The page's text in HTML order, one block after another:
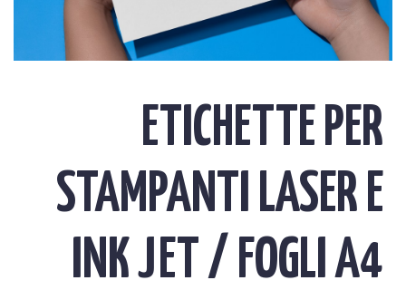
ETICHETTE PER
STAMPANTI LASER E
INK JET / FOGLI A4